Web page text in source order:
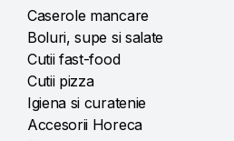
Caserole mancare
Boluri, supe si salate
Cutii fast-food
Cutii pizza
Igiena si curatenie
Accesorii Horeca